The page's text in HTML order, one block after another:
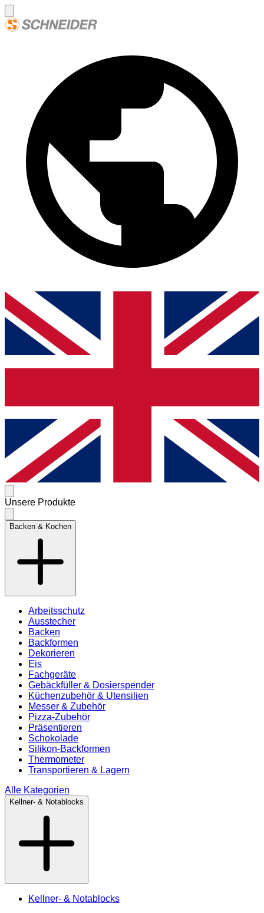
Unsere Produkte
Backen & Kochen
Arbeitsschutz
Ausstecher
Backen
Backformen
Dekorieren
Eis
Fachgeräte
Gebäckfüller & Dosierspender
Küchenzubehör & Utensilien
Messer & Zubehör
Pizza-Zubehör
Präsentieren
Schokolade
Silikon-Backformen
Thermometer
Transportieren & Lagern
Alle Kategorien
Kellner- & Notablocks
Kellner- & Notablocks